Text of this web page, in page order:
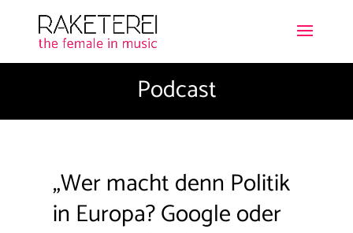
Podcast
„Wer macht denn Politik
in Europa? Google oder